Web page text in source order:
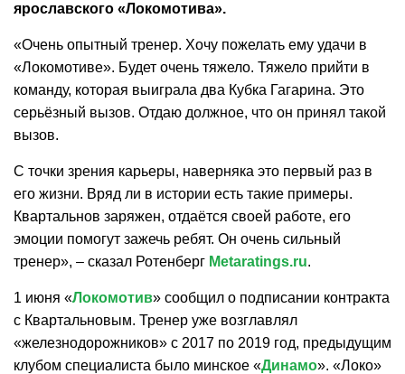
ярославского «Локомотива».
«Очень опытный тренер. Хочу пожелать ему удачи в
«Локомотиве». Будет очень тяжело. Тяжело прийти в
команду, которая выиграла два Кубка Гагарина. Это
серьёзный вызов. Отдаю должное, что он принял такой
вызов.
С точки зрения карьеры, наверняка это первый раз в
его жизни. Вряд ли в истории есть такие примеры.
Квартальнов заряжен, отдаётся своей работе, его
эмоции помогут зажечь ребят. Он очень сильный
тренер», – сказал Ротенберг Metaratings.ru.
1 июня «Локомотив» сообщил о подписании контракта
с Квартальновым. Тренер уже возглавлял
«железнодорожников» с 2017 по 2019 год, предыдущим
клубом специалиста было минское «Динамо». «Локо»